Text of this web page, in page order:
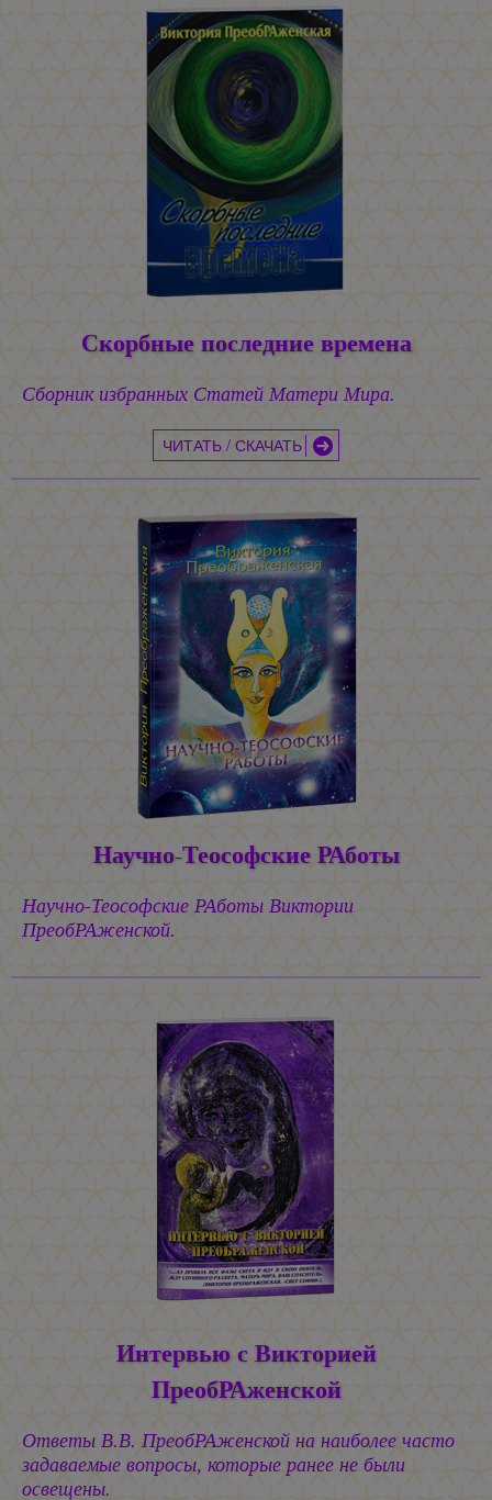
Скорбные последние времена
Сборник избранных Статей Матери Мира.
ЧИТАТЬ / СКАЧАТЬ
Научно-Теософские РАботы
Научно-Теософские РАботы Виктории
ПреобРАженской.
Интервью с Викторией
ПреобРАженской
Ответы В.В. ПреобРАженской на наиболее часто
задаваемые вопросы, которые ранее не были
освещены.